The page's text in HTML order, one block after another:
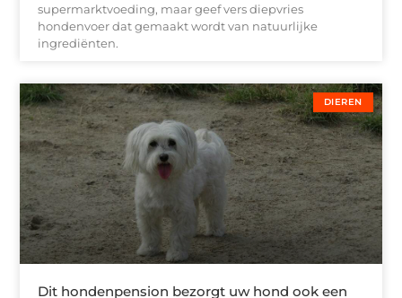
supermarktvoeding, maar geef vers diepvries
hondenvoer dat gemaakt wordt van natuurlijke
ingrediënten.
DIEREN
Dit hondenpension bezorgt uw hond ook een